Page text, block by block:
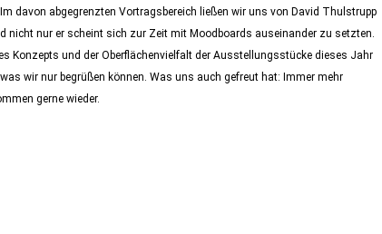
davon abgegrenzten Vortragsbereich ließen wir uns von David Thulstrupp
nicht nur er scheint sich zur Zeit mit Moodboards auseinander zu setzten.
Konzepts und der Oberflächenvielfalt der Ausstellungsstücke dieses Jahr
wir nur begrüßen können. Was uns auch gefreut hat: Immer mehr
gerne wieder.